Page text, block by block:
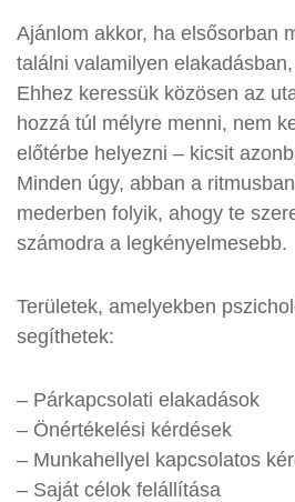
Ajánlom akkor, ha elsősorban
találni valamilyen
Ehhez keressük közösen az
hozzá túl mélyre menni, nem
előtérbe helyezni – kicsit
Minden úgy, abban a
mederben folyik, ahogy te
számodra a legkényelmesebb.
Területek, amelyekben
segíthetek:
– Párkapcsolati elakadások
– Önértékelési kérdések
– Munkahellyel kapcsolatos
– Saját célok felállítása